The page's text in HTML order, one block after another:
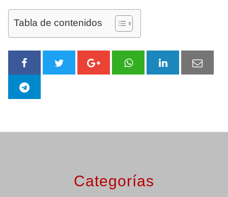
Tabla de contenidos
Categorías